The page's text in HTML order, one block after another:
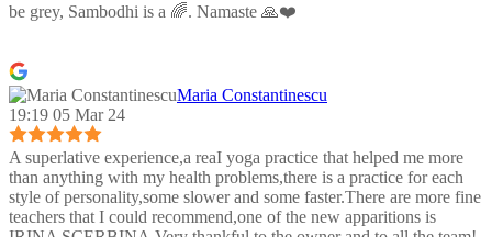
be grey, Sambodhi is a 🌈. Namaste 🙏❤️
Maria Constantinescu
19:19 05 Mar 24
A superlative experience,a reaI yoga practice that helped me more
than anything with my health problems,there is a practice for each
style of personality,some slower and some faster.There are more fine
teachers that I could recommend,one of the new apparitions is